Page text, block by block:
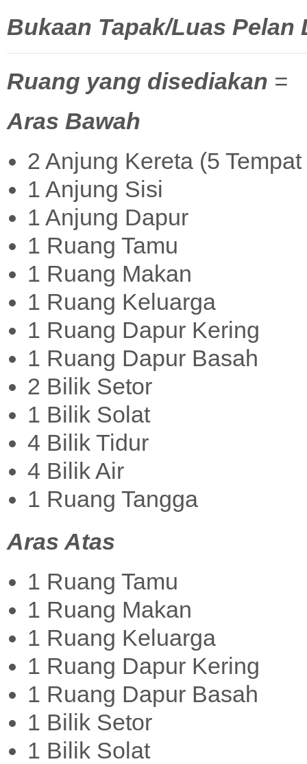
Bukaan Tapak/Luas Pelan
Ruang yang disediakan =
Aras Bawah
2 Anjung Kereta (5
1 Anjung Sisi
1 Anjung Dapur
1 Ruang Tamu
1 Ruang Makan
1 Ruang Keluarga
1 Ruang Dapur Kering
1 Ruang Dapur Basah
2 Bilik Setor
1 Bilik Solat
4 Bilik Tidur
4 Bilik Air
1 Ruang Tangga
Aras Atas
1 Ruang Tamu
1 Ruang Makan
1 Ruang Keluarga
1 Ruang Dapur Kering
1 Ruang Dapur Basah
1 Bilik Setor
1 Bilik Solat